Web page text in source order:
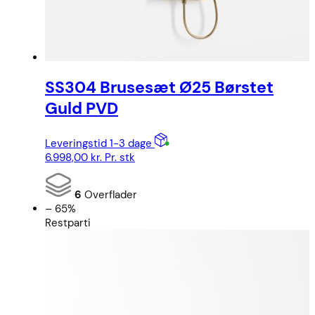
SS304 Brusesæt Ø25 Børstet
Guld PVD
Leveringstid 1-3 dage
6.998,00 kr. Pr. stk
6 Overflader
– 65%
Restparti